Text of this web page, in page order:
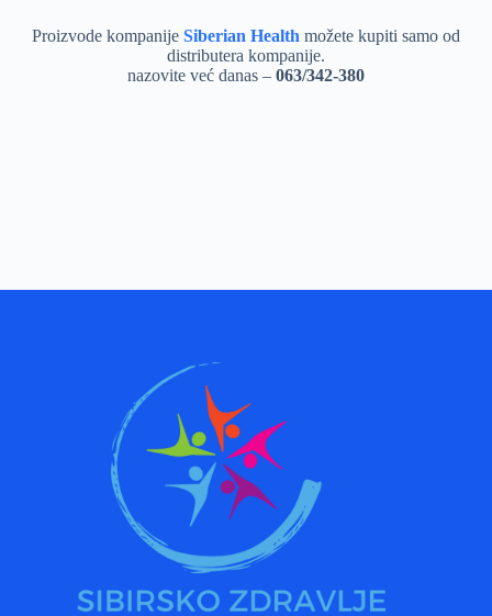
Proizvode kompanije Siberian Health možete kupiti samo od
distributera kompanije.
nazovite već danas – 063/342-380